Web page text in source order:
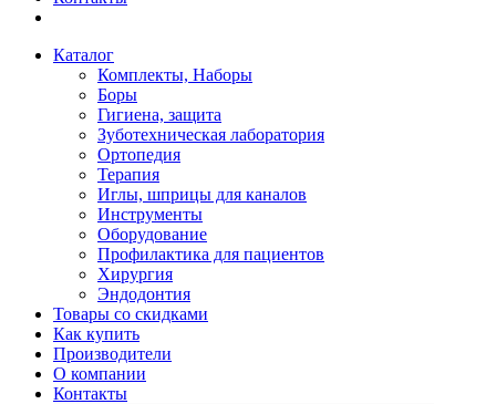
Каталог
Комплекты, Наборы
Боры
Гигиена, защита
Зуботехническая лаборатория
Ортопедия
Терапия
Иглы, шприцы для каналов
Инструменты
Оборудование
Профилактика для пациентов
Хирургия
Эндодонтия
Товары со скидками
Как купить
Производители
О компании
Контакты